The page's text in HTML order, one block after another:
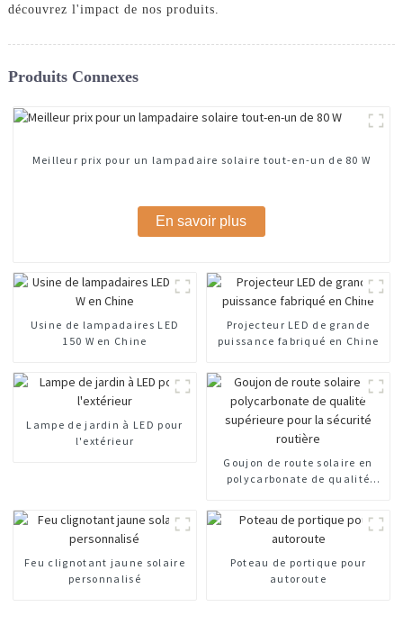
découvrez l'impact de nos produits.
Produits Connexes
Meilleur prix pour un lampadaire solaire tout-en-un de 80 W
En savoir plus
Usine de lampadaires LED
150 W en Chine
Projecteur LED de grande
puissance fabriqué en Chine
Lampe de jardin à LED pour
l'extérieur
Goujon de route solaire en
polycarbonate de qualité
Feu clignotant jaune solaire
personnalisé
Poteau de portique pour
autoroute